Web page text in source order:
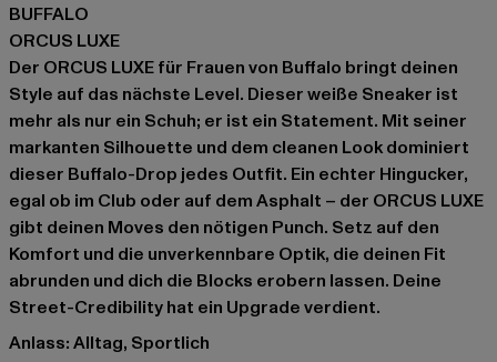
BUFFALO
ORCUS LUXE
Der ORCUS LUXE für Frauen von Buffalo bringt deinen
Style auf das nächste Level. Dieser weiße Sneaker ist
mehr als nur ein Schuh; er ist ein Statement. Mit seiner
markanten Silhouette und dem cleanen Look dominiert
dieser Buffalo-Drop jedes Outfit. Ein echter Hingucker,
egal ob im Club oder auf dem Asphalt – der ORCUS LUXE
gibt deinen Moves den nötigen Punch. Setz auf den
Komfort und die unverkennbare Optik, die deinen Fit
abrunden und dich die Blocks erobern lassen. Deine
Street-Credibility hat ein Upgrade verdient.
Anlass: Alltag, Sportlich